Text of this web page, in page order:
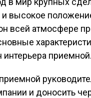
и высокое
всей атмосфере
приемной.
и доносить